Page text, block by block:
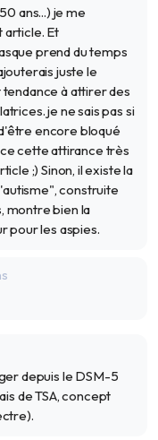
ans...) je me
Et
prend du temps
juste le
à attirer des
je ne sais pas si
encore bloqué
cette attirance très
;) Sinon, il existe la
construite
montre bien la
pour les aspies.
depuis le DSM-5
de TSA, concept